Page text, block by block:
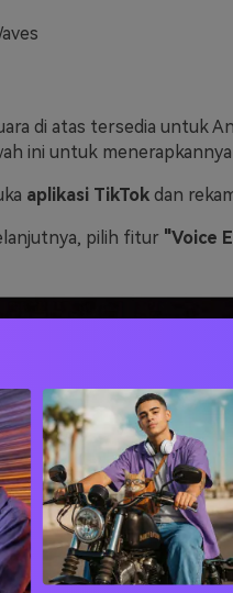
di atas tersedia untuk
ini untuk
aplikasi TikTokdan
pilih fitur "Voice